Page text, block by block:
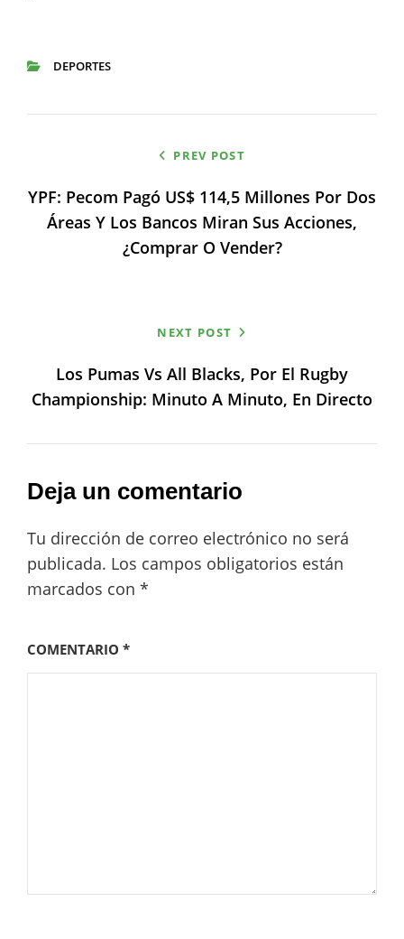
DEPORTES
entradas
PREV POST
YPF: Pecom Pagó US$ 114,5 Millones Por Dos
Áreas Y Los Bancos Miran Sus Acciones,
¿comprar O Vender?
NEXT POST
Los Pumas Vs All Blacks, Por El Rugby
Championship: Minuto A Minuto, En Directo
Deja un comentario
Tu dirección de correo electrónico no será
publicada. Los campos obligatorios están
marcados con *
COMENTARIO *